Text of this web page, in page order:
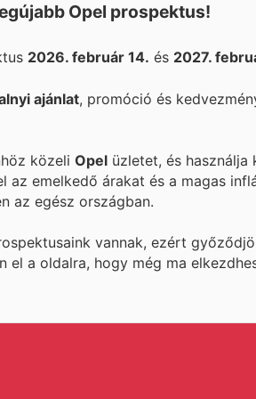
Opel prospektus!
2026. február 14. és 2027.
ajánlat, promóció és
közeli Opel üzletet, és
az emelkedő árakat és a magas
az egész országban.
vannak, ezért
el a oldalra, hogy még ma